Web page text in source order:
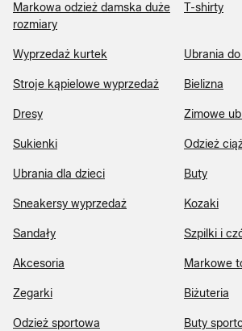
Markowa odzież damska duże
rozmiary
T-shirty
Wyprzedaż kurtek Ubrania
Stroje kąpielowe wyprzedaż Bielizna
Dresy Zimowe
Sukienki Odzież
Ubrania dla dzieci Buty
Sneakersy wyprzedaż Kozaki
Sandały Szpilki i
Akcesoria Markowe
Zegarki Biżuteria
Odzież sportowa Buty